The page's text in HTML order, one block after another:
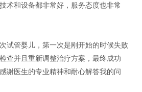
术和设备都非常好，服务态度也非常
试管婴儿，第一次是刚开始的时候失败
查并且重新调整治疗方案，最终成功
谢医生的专业精神和耐心解答我的问